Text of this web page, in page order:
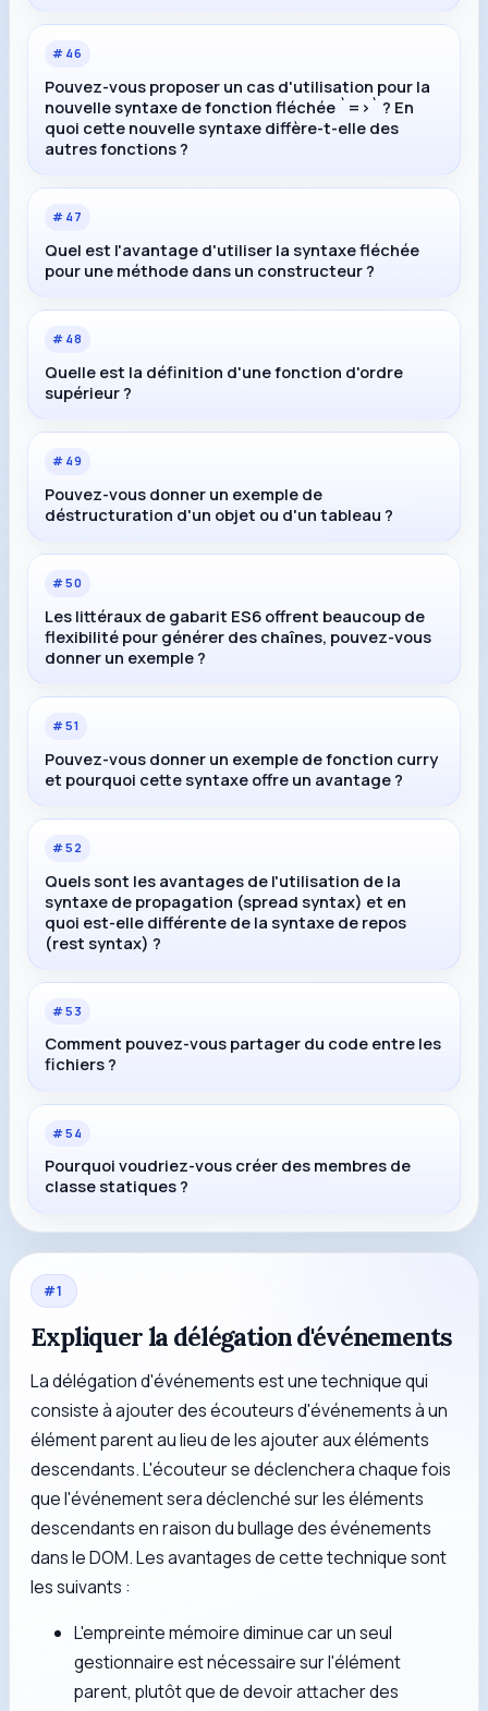
# 46
Pouvez-vous proposer un cas d'utilisation pour la
nouvelle syntaxe de fonction fléchée `=>` ? En
quoi cette nouvelle syntaxe diffère-t-elle des
autres fonctions ?
# 47
Quel est l'avantage d'utiliser la syntaxe fléchée
pour une méthode dans un constructeur ?
# 48
Quelle est la définition d'une fonction d'ordre
supérieur ?
# 49
Pouvez-vous donner un exemple de
déstructuration d'un objet ou d'un tableau ?
#50
Les littéraux de gabarit ES6 offrent beaucoup de
flexibilité pour générer des chaînes, pouvez-vous
donner un exemple ?
#51
Pouvez-vous donner un exemple de fonction curry
et pourquoi cette syntaxe offre un avantage ?
#52
Quels sont les avantages de l'utilisation de la
syntaxe de propagation (spread syntax) et en
quoi est-elle différente de la syntaxe de repos
(rest syntax) ?
#53
Comment pouvez-vous partager du code entre les
fichiers ?
#54
Pourquoi voudriez-vous créer des membres de
classe statiques ?
#1
Expliquer la délégation d'événements
La délégation d'événements est une technique qui
consiste à ajouter des écouteurs d'événements à un
élément parent au lieu de les ajouter aux éléments
descendants. L'écouteur se déclenchera chaque fois
que l'événement sera déclenché sur les éléments
descendants en raison du bullage des événements
dans le DOM. Les avantages de cette technique sont
les suivants :
L'empreinte mémoire diminue car un seul
gestionnaire est nécessaire sur l'élément
parent, plutôt que de devoir attacher des